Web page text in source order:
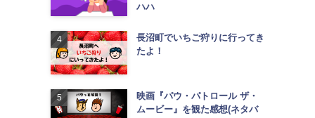
ハハ
長沼町でいちご狩りに行ってき
たよ！
映画『パウ・パトロール ザ・
ムービー』を観た感想(ネタバ